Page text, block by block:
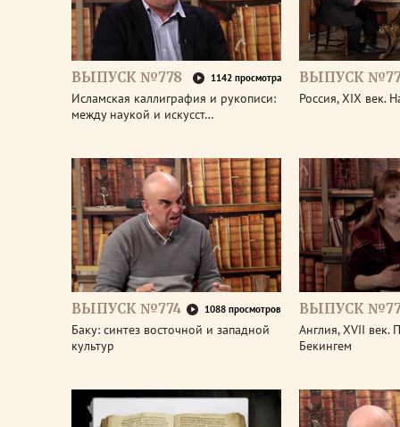
ВЫПУСК №778 1142 просмотра
Исламская каллиграфия и рукописи:
между наукой и искусст…
ВЫПУСК
Россия, XIX век.
ВЫПУСК №774 1088 просмотров
Баку: синтез восточной и западной
культур
ВЫПУСК
Англия, XVII век.
Бекингем